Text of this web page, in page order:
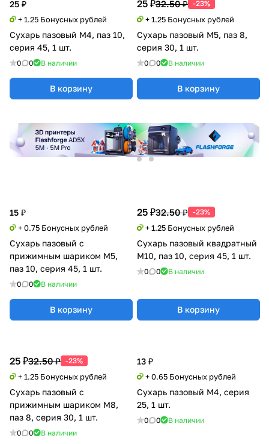
25 ₽
+ 1.25 Бонусных рублей
Сухарь пазовый M4, паз 10,
серия 45, 1 шт.
0 0 В наличии
В корзину
25 ₽32.50 ₽ -23%
+ 1.25 Бонусных рублей
Сухарь пазовый М5, паз 8,
серия 30, 1 шт.
0 0 В наличии
В корзину
15 ₽
+ 0.75 Бонусных рублей
Сухарь пазовый с
прижимным шариком М5,
паз 10, серия 45, 1 шт.
0 0 В наличии
В корзину
25 ₽32.50 ₽ -23%
+ 1.25 Бонусных рублей
Сухарь пазовый квадратный
M10, паз 10, серия 45, 1 шт.
0 0 В наличии
В корзину
25 ₽32.50 ₽ -23%
+ 1.25 Бонусных рублей
Сухарь пазовый с
прижимным шариком М8,
паз 8, серия 30, 1 шт.
0 0 В наличии
13 ₽
+ 0.65 Бонусных рублей
Сухарь пазовый М4, серия
25, 1 шт.
0 0 В наличии